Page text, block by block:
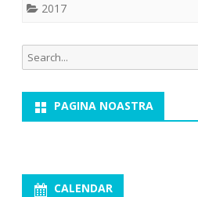
2017
Search
for:
PAGINA NOASTRA
CALENDAR